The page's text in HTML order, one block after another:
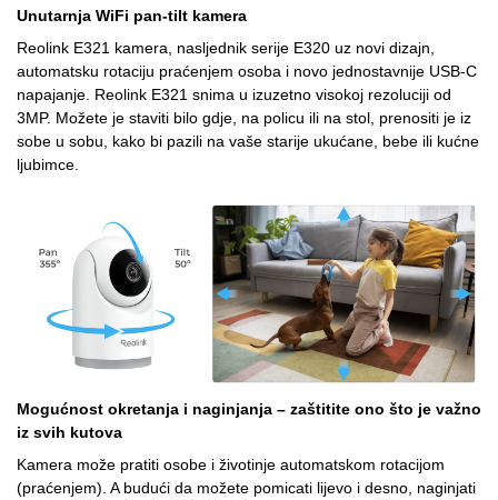
Unutarnja WiFi pan-tilt kamera
Reolink E321 kamera, nasljednik serije E320 uz novi dizajn,
automatsku rotaciju praćenjem osoba i novo jednostavnije USB-C
napajanje. Reolink E321 snima u izuzetno visokoj rezoluciji od
3MP. Možete je staviti bilo gdje, na policu ili na stol, prenositi je iz
sobe u sobu, kako bi pazili na vaše starije ukućane, bebe ili kućne
ljubimce.
Mogućnost okretanja i naginjanja – zaštitite ono što je važno
iz svih kutova
Kamera može pratiti osobe i životinje automatskom rotacijom
(praćenjem). A budući da možete pomicati lijevo i desno, naginjati